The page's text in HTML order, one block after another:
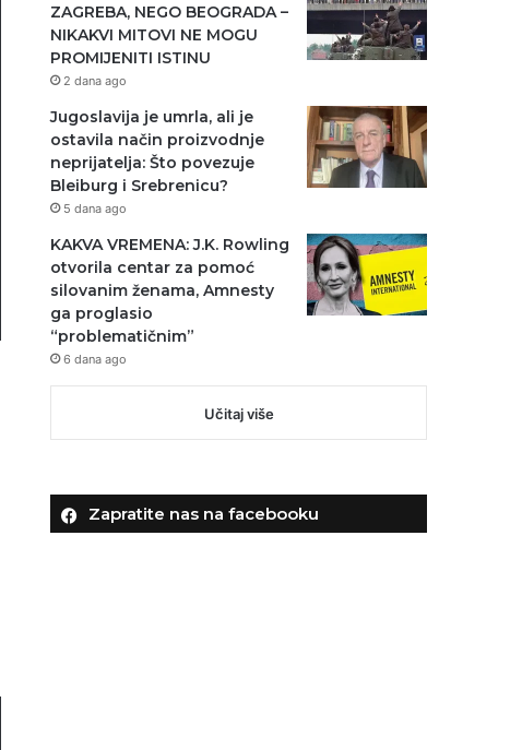
ZAGREBA, NEGO BEOGRADA –
NIKAKVI MITOVI NE MOGU
PROMIJENITI ISTINU
2 dana ago
Jugoslavija je umrla, ali je
ostavila način proizvodnje
neprijatelja: Što povezuje
Bleiburg i Srebrenicu?
5 dana ago
KAKVA VREMENA: J.K. Rowling
otvorila centar za pomoć
silovanim ženama, Amnesty
ga proglasio
“problematičnim”
6 dana ago
Učitaj više
Zapratite nas na facebooku